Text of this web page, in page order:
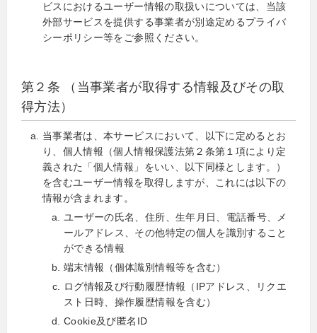
ビスにおけるユーザー情報の取扱いについては、当該
外部サービスを提供する事業者が別途定めるプライバ
シーポリシー等をご参照ください。
第２条 （当事業者が取得する情報及びその取
得方法）
当事業者は、本サービスにおいて、以下に定めるとお
り、個人情報（個人情報保護法第２条第１項により定
義された「個人情報」をいい、以下同様とします。）
を含むユーザー情報を取得しますが、これには以下の
情報が含まれます。
ユーザーの氏名、住所、生年月日、電話番号、メ
ールアドレス、その他特定の個人を識別すること
ができる情報
端末情報（個体識別情報等を含む）
ログ情報及び行動履歴情報（IPアドレス、リクエ
スト日時、操作履歴情報を含む）
Cookie及び匿名ID